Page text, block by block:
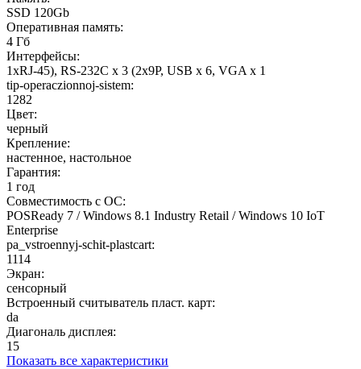
SSD 120Gb
Оперативная память:
4 Гб
Интерфейсы:
1xRJ-45), RS-232C x 3 (2x9P, USB x 6, VGA x 1
tip-operaczionnoj-sistem:
1282
Цвет:
черный
Крепление:
настенное, настольное
Гарантия:
1 год
Совместимость с ОС:
POSReady 7 / Windows 8.1 Industry Retail / Windows 10 IoT
Enterprise
pa_vstroennyj-schit-plastcart:
1114
Экран:
сенсорный
Встроенный считыватель пласт. карт:
da
Диагональ дисплея:
15
Показать все характеристики